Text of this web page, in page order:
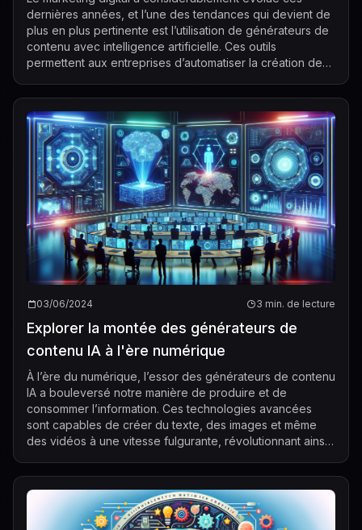
dernières années, et l’une des tendances qui devient de
plus en plus pertinente est l’utilisation de générateurs de
contenu avec intelligence artificielle. Ces outils
permettent aux entreprises d’automatiser la création de
03/06/2024 3 min. de lecture
Explorer la montée des générateurs de
contenu IA à l'ère numérique
À l’ère du numérique, l’essor des générateurs de contenu
IA a bouleversé notre manière de produire et de
consommer l’information. Ces technologies avancées
sont capables de créer du texte, des images et même
des vidéos à une vitesse fulgurante, révolutionnant ainsi